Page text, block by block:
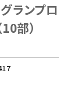
ランプ
部）